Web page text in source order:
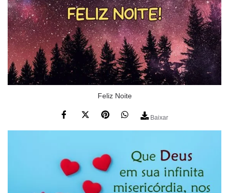
Feliz Noite
Baixar